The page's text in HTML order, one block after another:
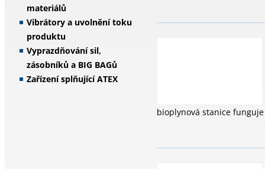
materiálů
Vibrátory a uvolnění toku
produktu
Vyprazdňování sil,
zásobníků a BIG BAGů
Zařízení splňující ATEX
bioplynová stanice